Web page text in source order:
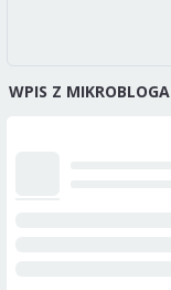
WPIS Z MIKROBLOGA